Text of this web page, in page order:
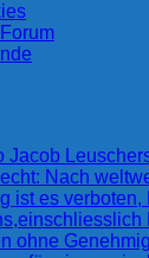
Jacob
Nach
ist es verboten,
ohne